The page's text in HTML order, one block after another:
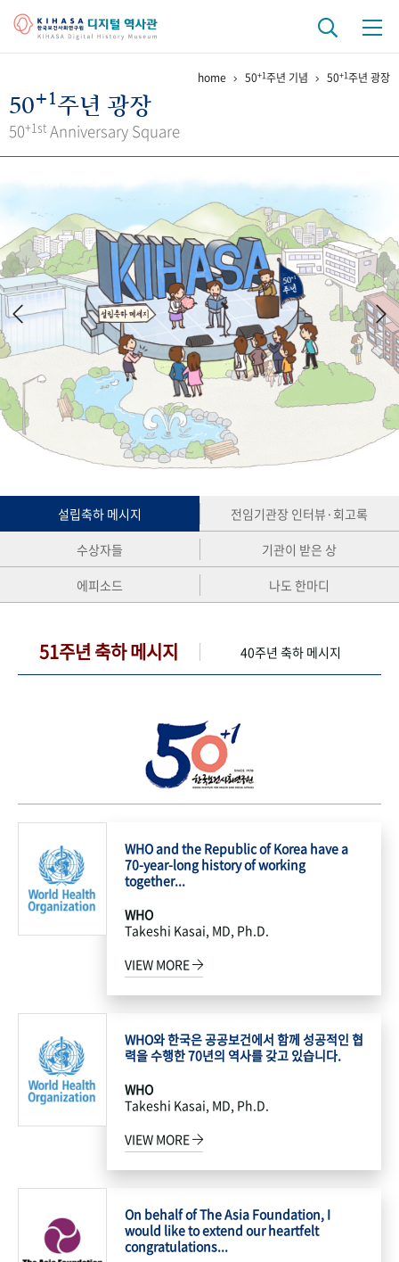
걸어온 길 기관 변천사
키워드로 보는 연구 역사
연구자들
간행물 변천사
기록물 아카이브
사진 아카이브 문서 기록물 행정박물 영상 기록물
50+1 주년 기념
성과 50선 숫자로 보는 50년 50
주년 광장
세계와 함께 한 KIHASA
VR 역사관
home 50+1주년 기념 50+1주년 광장
50+1주년 광장
50+1st Anniversary Square
설립축하 메시지
전임기관장 인터뷰·회고록
수상자들
기관이 받은 상
에피소드
나도 한마디
51주년 축하 메시지 40주년 축하 메시지
WHO and the Republic of Korea have a
70-year-long history of working
together...
WHO
Takeshi Kasai, MD, Ph.D.
VIEW MORE
WHO와 한국은 공공보건에서 함께 성공적인 협
력을 수행한 70년의 역사를 갖고 있습니다.
WHO
Takeshi Kasai, MD, Ph.D.
VIEW MORE
On behalf of The Asia Foundation, I
would like to extend our heartfelt
congratulations...